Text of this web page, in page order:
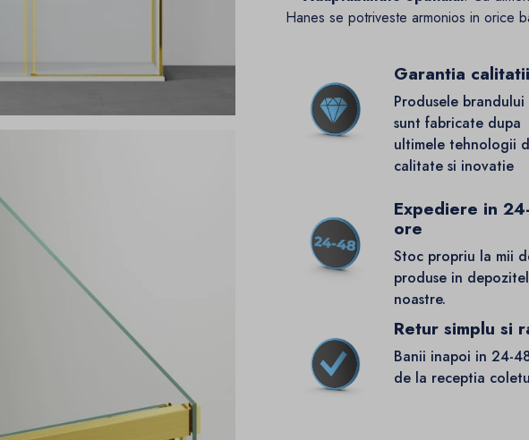
Hanes se potriveste armonios in orice
Garantia calitatii
Produsele brandului
sunt fabricate dupa
ultimele tehnologii
calitate si inovatie
Expediere in
ore
Stoc propriu la mii
produse in
noastre.
Retur simplu si
Banii inapoi in 24-
de la receptia